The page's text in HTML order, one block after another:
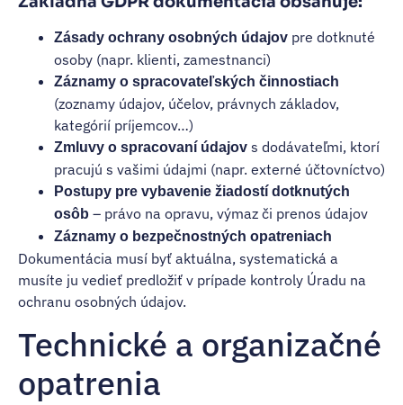
Zásady ochrany osobných údajov pre dotknuté
osoby (napr. klienti, zamestnanci)
Záznamy o spracovateľských činnostiach
(zoznamy údajov, účelov, právnych základov,
kategórií príjemcov…)
Zmluvy o spracovaní údajov s dodávateľmi, ktorí
pracujú s vašimi údajmi (napr. externé účtovníctvo)
Postupy pre vybavenie žiadostí dotknutých
osôb – právo na opravu, výmaz či prenos údajov
Záznamy o bezpečnostných opatreniach
Dokumentácia musí byť aktuálna, systematická a
musíte ju vedieť predložiť v prípade kontroly Úradu na
ochranu osobných údajov.
Technické a organizačné
opatrenia